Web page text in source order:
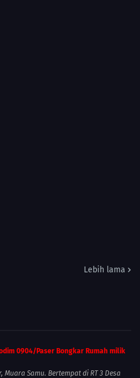
Lebih lama
0904/Paser Bongkar Rumah milik
Samu. Bertempat di RT 3 Desa